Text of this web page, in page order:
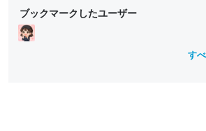
ll
o
w
ll
o
w
ll ll ll ll ll ll ll ll ll ll ll
ブックマークしたユーザー
す